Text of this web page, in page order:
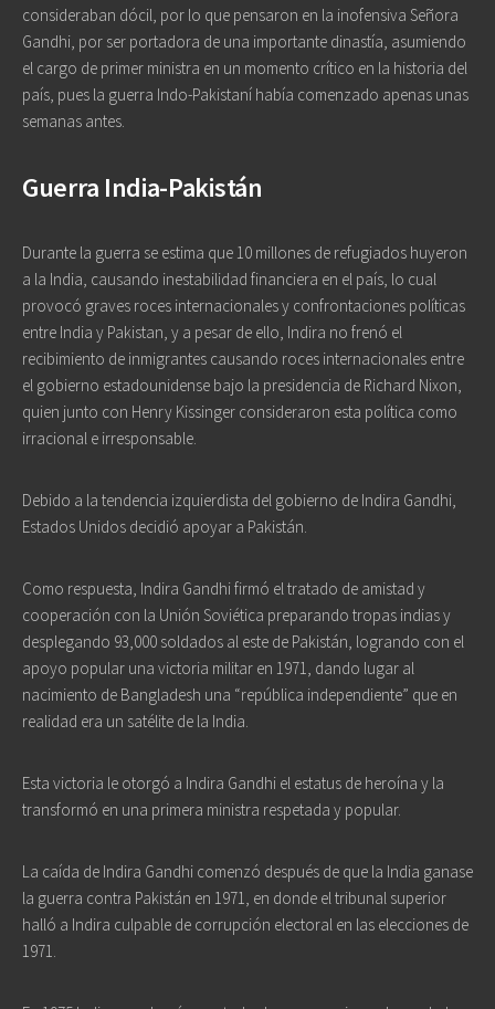
consideraban dócil, por lo que pensaron en la inofensiva Señora
Gandhi, por ser portadora de una importante dinastía, asumiendo
el cargo de primer ministra en un momento crítico en la historia del
país, pues la guerra Indo-Pakistaní había comenzado apenas unas
semanas antes.
Guerra India-Pakistán
Durante la guerra se estima que 10 millones de refugiados huyeron
a la India, causando inestabilidad financiera en el país, lo cual
provocó graves roces internacionales y confrontaciones políticas
entre India y Pakistan, y a pesar de ello, Indira no frenó el
recibimiento de inmigrantes causando roces internacionales entre
el gobierno estadounidense bajo la presidencia de Richard Nixon,
quien junto con Henry Kissinger consideraron esta política como
irracional e irresponsable.
Debido a la tendencia izquierdista del gobierno de Indira Gandhi,
Estados Unidos decidió apoyar a Pakistán.
Como respuesta, Indira Gandhi firmó el tratado de amistad y
cooperación con la Unión Soviética preparando tropas indias y
desplegando 93,000 soldados al este de Pakistán, logrando con el
apoyo popular una victoria militar en 1971, dando lugar al
nacimiento de Bangladesh una “república independiente” que en
realidad era un satélite de la India.
Esta victoria le otorgó a Indira Gandhi el estatus de heroína y la
transformó en una primera ministra respetada y popular.
La caída de Indira Gandhi comenzó después de que la India ganase
la guerra contra Pakistán en 1971, en donde el tribunal superior
halló a Indira culpable de corrupción electoral en las elecciones de
1971.